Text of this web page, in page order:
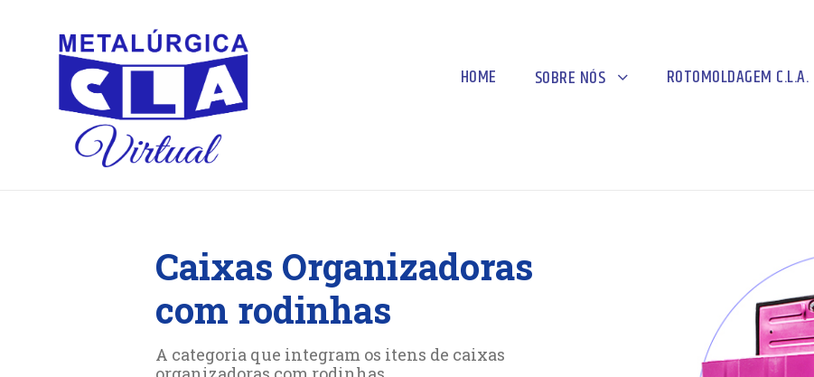
HOME SOBRE NÓS ROTOMOLDAGEM C.L.A.
Caixas Organizadoras
com rodinhas
A categoria que integram os itens de caixas